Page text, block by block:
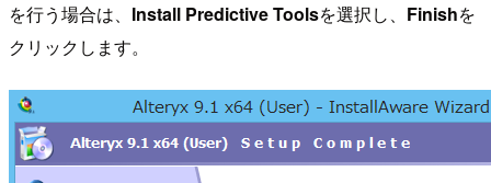
を行う場合は、 Install Predictive Toolsを選択し、 Finishを
クリックします。